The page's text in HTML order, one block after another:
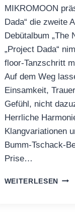
MIKROMOON
Dada“ die zweite
Debütalbum „The
„Project Dada“
floor-Tanzschritt
Auf dem Weg
Einsamkeit,
Gefühl, nicht
Herrliche
Klangvariationen
Bumm-Tschack-
Prise…
WEITERLESEN
2ND